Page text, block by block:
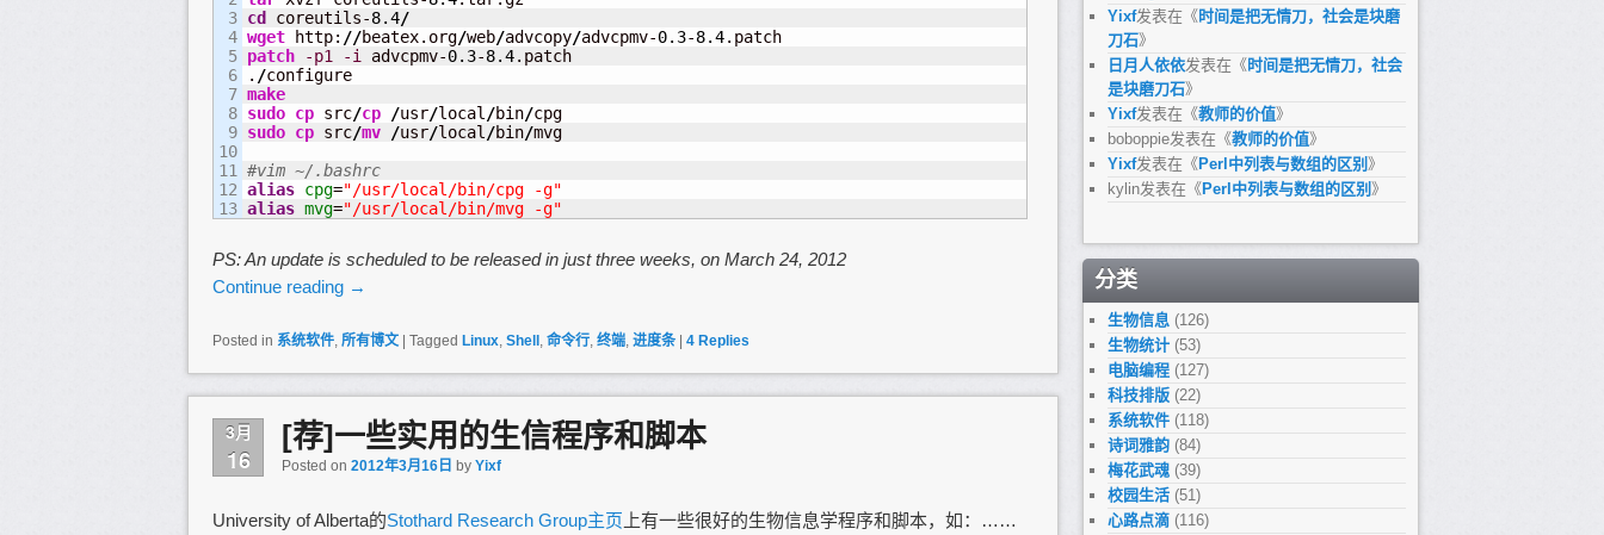
3
4
5
6
7
8
9
10
11
12
cd
coreutils-8.4/
wget http: //beatex.org/web/advcopy/advcpmv-0.3-8.4
patch
-p1 -i advcpmv-0.3-8.4.patch
. /
make
sudo cp src/cp /usr/local /bin/
sudo cp src/mv /usr/local /bin/mvg
#vim ~/.bashrc
alias cpg="/usr/local/bin/cpg -g"
alias mvg="/usr/local/bin/mvg -g"
PS: An update is scheduled to be released in just three weeks, on March 24, 2012
Continue reading →
Posted in 系统软件 所有博文 | Tagged Linux Shell 命令行 终端 进度条 | 4 Replies
3月
16
[荐]一些实用的生信程序和脚本
Posted on 2012年3月16日 by Yixf
University of Alberta的Stothard Research Group主页 上有一些很好的生物信息学程序和脚本，如：……
Yixf发表在《 时间是把无情刀，社会是块磨
刀石》
日月人依依发表在《 时间是把无情刀，社会
是块磨刀石》
Yixf发表在《教师的价值》
boboppie发表在《教师的价值》
Yixf发表在《 Perl中列表与数组的区别 》
kylin发表在《 Perl中列表与数组的区别 》
分类
生物信息 (126)
生物统计 (53)
电脑编程 (127)
科技排版 (22)
系统软件 (118)
诗词雅韵 (84)
梅花武魂 (39)
校园生活 (51)
心路点滴 (116)